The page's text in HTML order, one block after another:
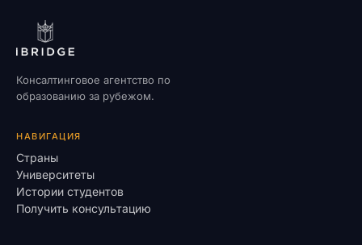
Консалтинговое агентство по
образованию за рубежом.
НАВИГАЦИЯ
Страны
Университеты
Истории студентов
Получить консультацию